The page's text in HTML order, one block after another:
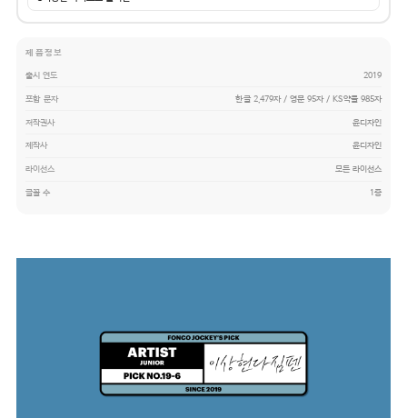
제품정보
출시 연도 2019
포함 문자 한글 2,479자 / 영문 95자 / KS약물 985자
저작권사 윤디자인
제작사 윤디자인
라이선스 모든 라이선스
글꼴 수 1종